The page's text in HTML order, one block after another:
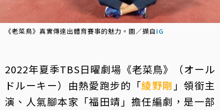
《老菜鳥》真實傳達出體育賽事的魅力。圖／擷自 IG
2022年夏季TBS日曜劇場《老菜鳥》（オール
ドルーキー）由熱愛跑步的「綾野剛 」領銜主
演、人氣腳本家「福田靖」擔任編劇，是一部